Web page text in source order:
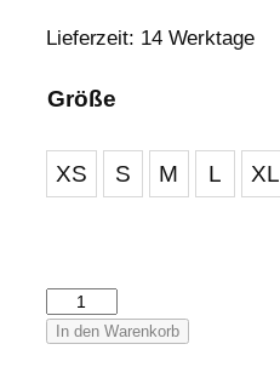
Lieferzeit: 14 Werktage
Größe
XS S M L XL
Fühl
ichIn den Warenkorb